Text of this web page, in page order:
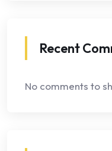
Recent
No comments to